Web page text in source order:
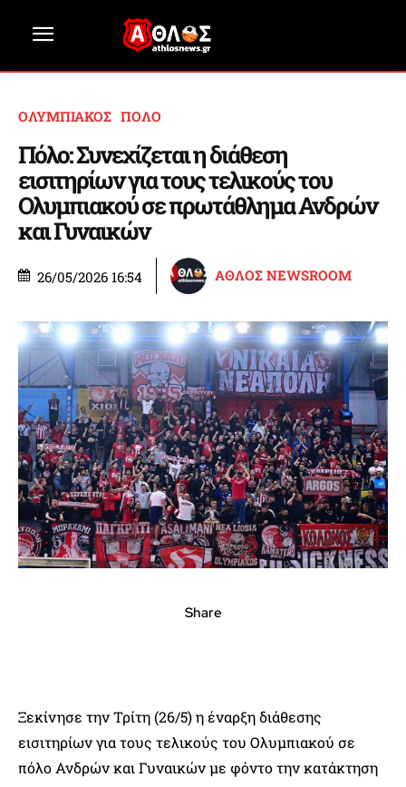
ΟΛΥΜΠΙΑΚΟΣ ΠΟΛΟ
Πόλο: Συνεχίζεται η διάθεση
εισιτηρίων για τους τελικούς του
Ολυμπιακού σε πρωτάθλημα Ανδρών
και Γυναικών
26/05/2026 16:54 ΑΘΛΟΣ NEWSROOM
Share
Ξεκίνησε την Τρίτη (26/5) η έναρξη διάθεσης
εισιτηρίων για τους τελικούς του Ολυμπιακού σε
πόλο Ανδρών και Γυναικών με φόντο την κατάκτηση